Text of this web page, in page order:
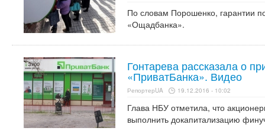
По словам Порошенко, гарантии
«Ощадбанка».
Гонтарева рассказала о
«ПриватБанка». Видео
РепортерUA 19.12.2016 - 10:02
Глава НБУ отметила, что
выполнить докапитализацию